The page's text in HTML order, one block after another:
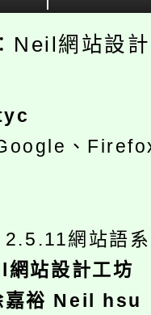
Neil網站設
、
2.5.11網站語
網站設計工坊
嘉裕 Neil hsu